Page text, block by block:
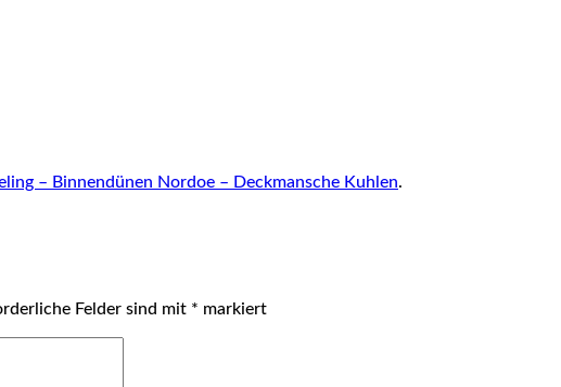
– Binnendünen Nordoe – Deckmansche Kuhlen.
Felder sind mit * markiert